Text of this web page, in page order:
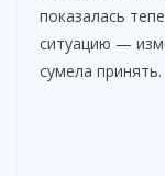
показалась
ситуацию —
сумела принять.